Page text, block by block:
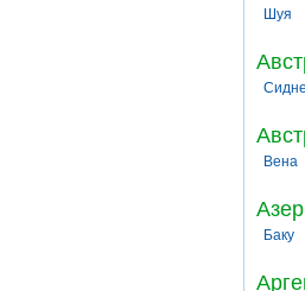
Шуя
Вена
Баку